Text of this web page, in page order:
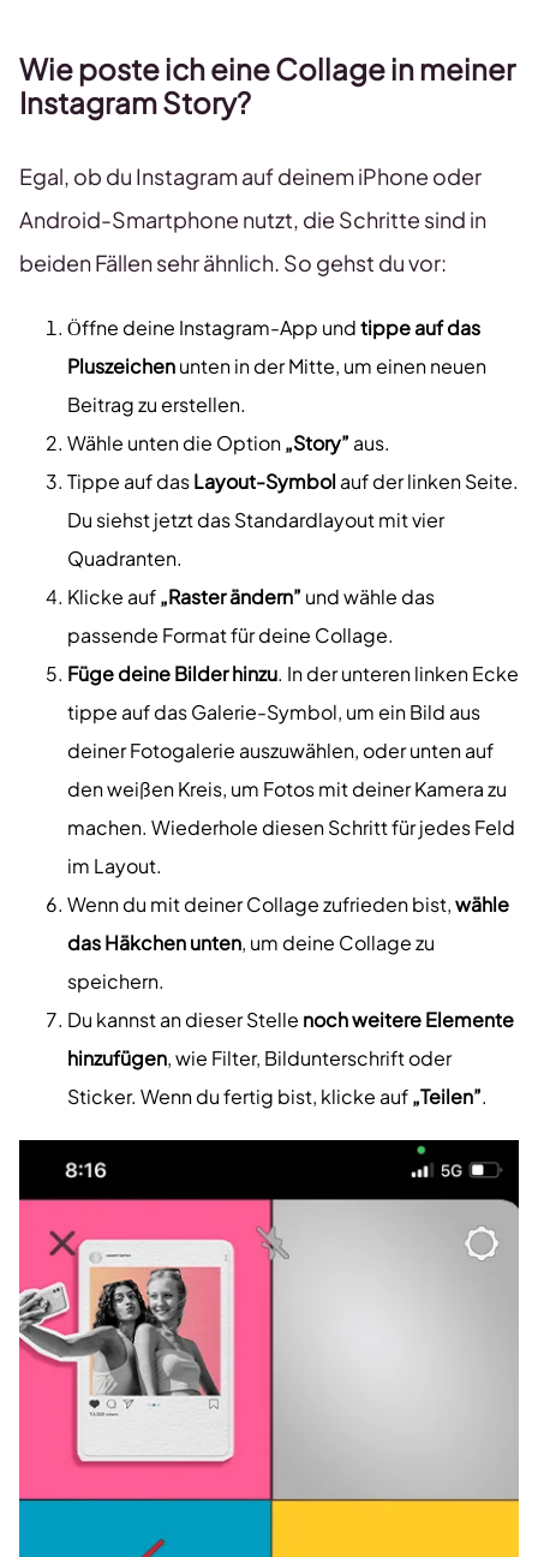
Wie poste ich eine Collage in meiner
Instagram Story?
Egal, ob du Instagram auf deinem iPhone oder
Android-Smartphone nutzt, die Schritte sind in
beiden Fällen sehr ähnlich. So gehst du vor:
Öffne deine Instagram-App undtippe auf das
Pluszeichenunten in der Mitte, um einen neuen
Beitrag zu erstellen.
Wähle unten die Option„Story” aus.
Tippe auf dasLayout-Symbolauf der linken Seite.
Du siehst jetzt das Standardlayout mit vier
Quadranten.
Klicke auf„Raster ändern” und wähle das
passende Format für deine Collage.
Füge deine Bilder hinzu. In der unteren linken Ecke
tippe auf das Galerie-Symbol, um ein Bild aus
deiner Fotogalerie auszuwählen, oder unten auf
den weißen Kreis, um Fotos mit deiner Kamera zu
machen. Wiederhole diesen Schritt für jedes Feld
im Layout.
Wenn du mit deiner Collage zufrieden bist,wähle
das Häkchen unten, um deine Collage zu
speichern.
Du kannst an dieser Stelle noch weitere Elemente
hinzufügen, wie Filter, Bildunterschrift oder
Sticker. Wenn du fertig bist, klicke auf„Teilen”.